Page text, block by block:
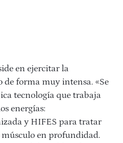
en ejercitar la
forma muy intensa. «Se
tecnología que trabaja
energías:
y HIFES para tratar
músculo en profundidad.